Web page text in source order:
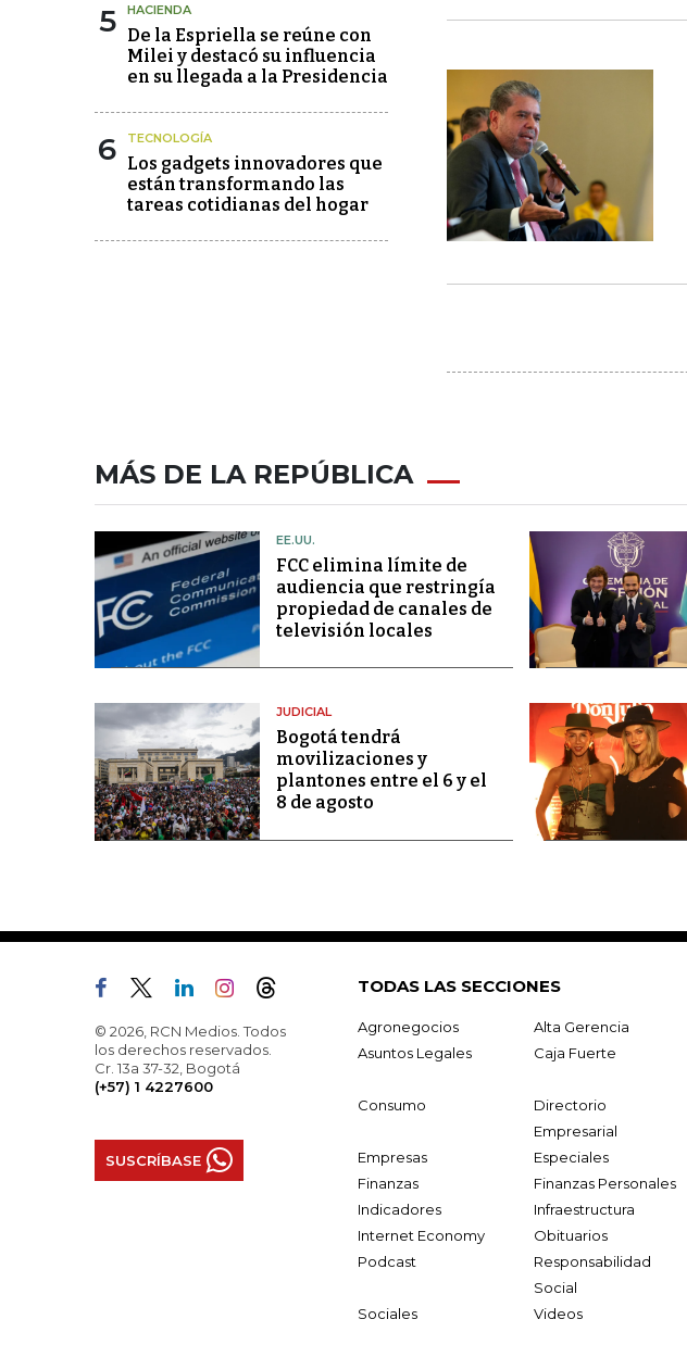
5 HACIENDA
De la Espriella se reúne con
Milei y destacó su influencia
en su llegada a la Presidencia
6 TECNOLOGÍA
Los gadgets innovadores que
están transformando las
tareas cotidianas del hogar
MÁS DE LA REPÚBLICA
EE.UU.
FCC elimina límite de
audiencia que restringía
propiedad de canales de
televisión locales
JUDICIAL
Bogotá tendrá
movilizaciones y
plantones entre el 6 y el
8 de agosto
© 2026, RCN Medios. Todos
los derechos reservados.
Cr. 13a 37-32, Bogotá
(+57) 1 4227600
SUSCRÍBASE
TODAS LAS SECCIONES
Agronegocios Alta Gerencia
Asuntos Legales
Caja Fuerte
Consumo
Directorio
Empresarial
Empresas Especiales
Finanzas
Finanzas Personales
Indicadores
Infraestructura
Internet Economy
Obituarios
Podcast
Responsabilidad
Social
Sociales Videos